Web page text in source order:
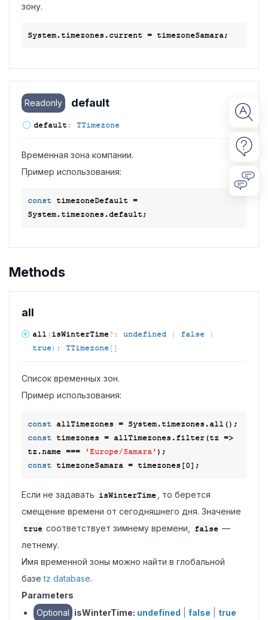
зону.
Readonly default
default: TTimezone
Временная зона компании.
Пример использования:
const timezoneDefault =
Methods
all
all (isWinterTime?: undefined | false |
true) : TTimezone[]
Список временных зон.
Пример использования:
const
const timezones = allTimezones.filter(tz =>
tz.name ===
'Europe/Samara'
const timezoneSamara = timezones[0
Если не задавать isWinterTime
, то берется
смещение времени от сегодняшнего дня. Значение
true соответствует зимнему времени, false —
летнему.
Имя временной зоны можно найти в глобальной
базеtz database.
Parameters
Optional isWinterTime: undefined false
true